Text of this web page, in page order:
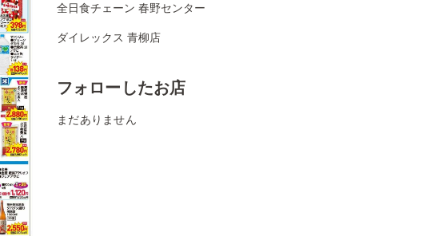
全日食チェーン 春野センター
ダイレックス 青柳店
フォローしたお店
まだありません